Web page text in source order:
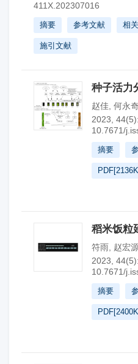
411X.202307016
摘要 参考文献 相
施引文献
种子活力
赵佳 何永
2023,
10.7671/
摘要
PDF[
稻米饭粒
符雨 赵宏
2023,
10.7671/
摘要
PDF[